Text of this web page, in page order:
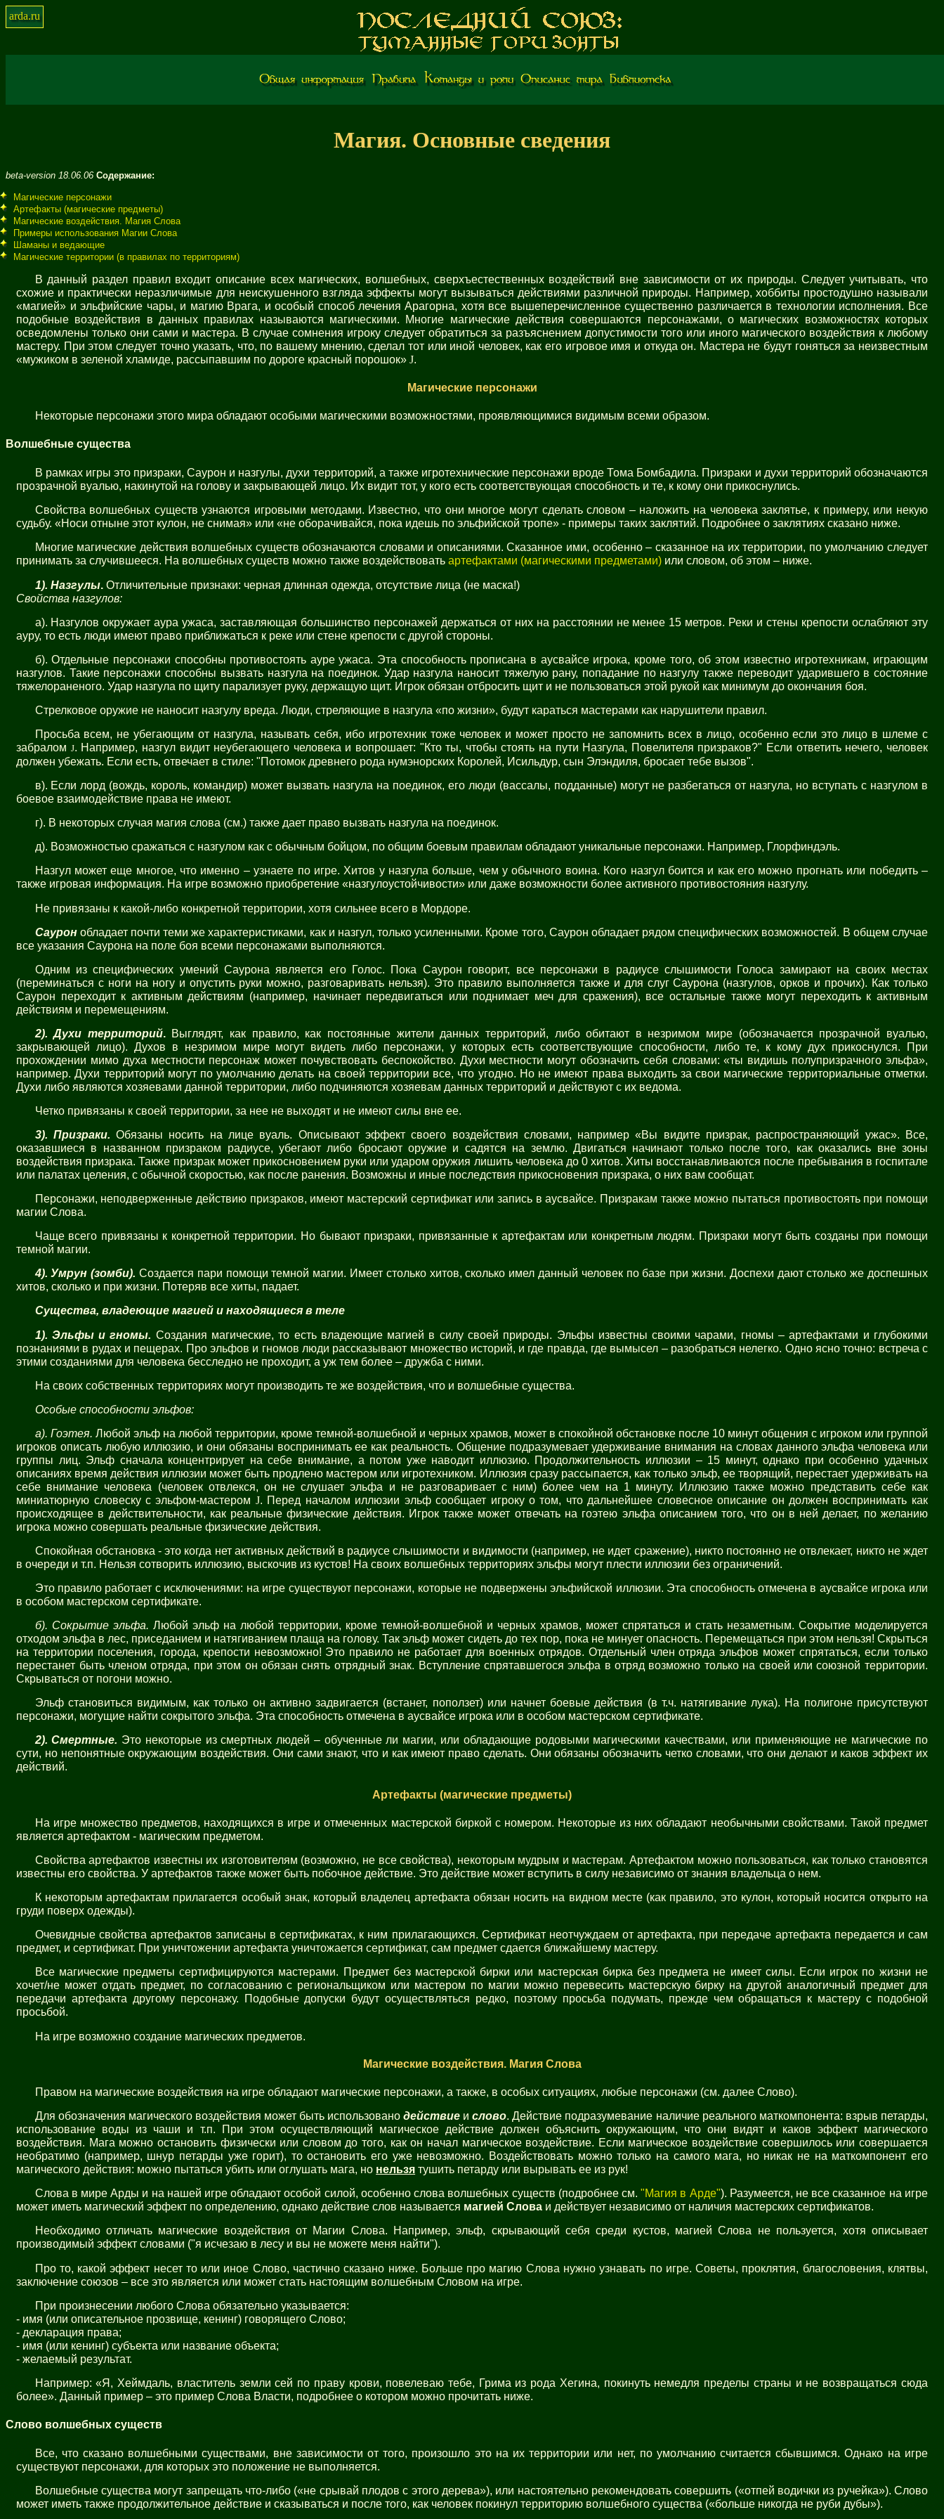
arda.ru
Магия. Основные сведения
beta-version 18.06.06 Содержание:
Магические персонажи
Артефакты (магические предметы)
Магические воздействия. Магия Слова
Примеры использования Магии Слова
Шаманы и ведающие
Магические территории (в правилах по территориям)
В данный раздел правил входит описание всех магических, волшебных, сверхъестественных воздействий вне зависимости от их природы. Следует учитывать, что
схожие и практически неразличимые для неискушенного взгляда эффекты могут вызываться действиями различной природы. Например, хоббиты простодушно называли
«магией» и эльфийские чары, и магию Врага, и особый способ лечения Арагорна, хотя все вышеперечисленное существенно различается в технологии исполнения. Все
подобные воздействия в данных правилах называются магическими. Многие магические действия совершаются персонажами, о магических возможностях которых
осведомлены только они сами и мастера. В случае сомнения игроку следует обратиться за разъяснением допустимости того или иного магического воздействия к любому
мастеру. При этом следует точно указать, что, по вашему мнению, сделал тот или иной человек, как его игровое имя и откуда он. Мастера не будут гоняться за неизвестным
«мужиком в зеленой хламиде, рассыпавшим по дороге красный порошок»J.
Магические персонажи
Некоторые персонажи этого мира обладают особыми магическими возможностями, проявляющимися видимым всеми образом.
Волшебные существа
В рамках игры это призраки, Саурон и назгулы, духи территорий, а также игротехнические персонажи вроде Тома Бомбадила. Призраки и духи территорий обозначаются
прозрачной вуалью, накинутой на голову и закрывающей лицо. Их видит тот, у кого есть соответствующая способность и те, к кому они прикоснулись.
Свойства волшебных существ узнаются игровыми методами. Известно, что они многое могут сделать словом – наложить на человека заклятье, к примеру, или некую
судьбу. «Носи отныне этот кулон, не снимая» или «не оборачивайся, пока идешь по эльфийской тропе» - примеры таких заклятий. Подробнее о заклятиях сказано ниже.
Многие магические действия волшебных существ обозначаются словами и описаниями. Сказанное ими, особенно – сказанное на их территории, по умолчанию следует
принимать за случившееся. На волшебных существ можно также воздействоватьартефактами (магическими предметами) или словом, об этом – ниже.
1). Назгулы.Отличительные признаки: черная длинная одежда, отсутствие лица (не маска!)
Свойства назгулов:
а). Назгулов окружает аура ужаса, заставляющая большинство персонажей держаться от них на расстоянии не менее 15 метров. Реки и стены крепости ослабляют эту
ауру, то есть люди имеют право приближаться к реке или стене крепости с другой стороны.
б). Отдельные персонажи способны противостоять ауре ужаса. Эта способность прописана в аусвайсе игрока, кроме того, об этом известно игротехникам, играющим
назгулов. Такие персонажи способны вызвать назгула на поединок. Удар назгула наносит тяжелую рану, попадание по назгулу также переводит ударившего в состояние
тяжелораненого. Удар назгула по щиту парализует руку, держащую щит. Игрок обязан отбросить щит и не пользоваться этой рукой как минимум до окончания боя.
Стрелковое оружие не наносит назгулу вреда. Люди, стреляющие в назгула «по жизни», будут караться мастерами как нарушители правил.
Просьба всем, не убегающим от назгула, называть себя, ибо игротехник тоже человек и может просто не запомнить всех в лицо, особенно если это лицо в шлеме с
забралом J. Например, назгул видит неубегающего человека и вопрошает: "Кто ты, чтобы стоять на пути Назгула, Повелителя призраков?" Если ответить нечего, человек
должен убежать. Если есть, отвечает в стиле: "Потомок древнего рода нумэнорских Королей, Исильдур, сын Элэндиля, бросает тебе вызов".
в). Если лорд (вождь, король, командир) может вызвать назгула на поединок, его люди (вассалы, подданные) могут не разбегаться от назгула, но вступать с назгулом в
боевое взаимодействие права не имеют.
г). В некоторых случая магия слова (см.) также дает право вызвать назгула на поединок.
д). Возможностью сражаться с назгулом как с обычным бойцом, по общим боевым правилам обладают уникальные персонажи. Например, Глорфиндэль.
Назгул может еще многое, что именно – узнаете по игре. Хитов у назгула больше, чем у обычного воина. Кого назгул боится и как его можно прогнать или победить –
также игровая информация. На игре возможно приобретение «назгулоустойчивости» или даже возможности более активного противостояния назгулу.
Не привязаны к какой-либо конкретной территории, хотя сильнее всего в Мордоре.
Саурон обладает почти теми же характеристиками, как и назгул, только усиленными. Кроме того, Саурон обладает рядом специфических возможностей. В общем случае
все указания Саурона на поле боя всеми персонажами выполняются.
Одним из специфических умений Саурона является его Голос. Пока Саурон говорит, все персонажи в радиусе слышимости Голоса замирают на своих местах
(переминаться с ноги на ногу и опустить руки можно, разговаривать нельзя). Это правило выполняется также и для слуг Саурона (назгулов, орков и прочих). Как только
Саурон переходит к активным действиям (например, начинает передвигаться или поднимает меч для сражения), все остальные также могут переходить к активным
действиям и перемещениям.
2). Духи территорий. Выглядят, как правило, как постоянные жители данных территорий, либо обитают в незримом мире (обозначается прозрачной вуалью,
закрывающей лицо). Духов в незримом мире могут видеть либо персонажи, у которых есть соответствующие способности, либо те, к кому дух прикоснулся. При
прохождении мимо духа местности персонаж может почувствовать беспокойство. Духи местности могут обозначить себя словами: «ты видишь полупризрачного эльфа»,
например. Духи территорий могут по умолчанию делать на своей территории все, что угодно. Но не имеют права выходить за свои магические территориальные отметки.
Духи либо являются хозяевами данной территории, либо подчиняются хозяевам данных территорий и действуют с их ведома.
Четко привязаны к своей территории, за нее не выходят и не имеют силы вне ее.
3). Призраки. Обязаны носить на лице вуаль. Описывают эффект своего воздействия словами, например «Вы видите призрак, распространяющий ужас». Все,
оказавшиеся в названном призраком радиусе, убегают либо бросают оружие и садятся на землю. Двигаться начинают только после того, как оказались вне зоны
воздействия призрака. Также призрак может прикосновением руки или ударом оружия лишить человека до 0 хитов. Хиты восстанавливаются после пребывания в госпитале
или палатах целения, с обычной скоростью, как после ранения. Возможны и иные последствия прикосновения призрака, о них вам сообщат.
Персонажи, неподверженные действию призраков, имеют мастерский сертификат или запись в аусвайсе. Призракам также можно пытаться противостоять при помощи
магии Слова.
Чаще всего привязаны к конкретной территории. Но бывают призраки, привязанные к артефактам или конкретным людям. Призраки могут быть созданы при помощи
темной магии.
4). Умрун (зомби). Создается пари помощи темной магии. Имеет столько хитов, сколько имел данный человек по базе при жизни. Доспехи дают столько же доспешных
хитов, сколько и при жизни. Потеряв все хиты, падает.
Существа, владеющие магией и находящиеся в теле
1). Эльфы и гномы. Создания магические, то есть владеющие магией в силу своей природы. Эльфы известны своими чарами, гномы – артефактами и глубокими
познаниями в рудах и пещерах. Про эльфов и гномов люди рассказывают множество историй, и где правда, где вымысел – разобраться нелегко. Одно ясно точно: встреча с
этими созданиями для человека бесследно не проходит, а уж тем более – дружба с ними.
На своих собственных территориях могут производить те же воздействия, что и волшебные существа.
Особые способности эльфов:
а). Гоэтея. Любой эльф на любой территории, кроме темной-волшебной и черных храмов, может в спокойной обстановке после 10 минут общения с игроком или группой
игроков описать любую иллюзию, и они обязаны воспринимать ее как реальность. Общение подразумевает удерживание внимания на словах данного эльфа человека или
группы лиц. Эльф сначала концентрирует на себе внимание, а потом уже наводит иллюзию. Продолжительность иллюзии – 15 минут, однако при особенно удачных
описаниях время действия иллюзии может быть продлено мастером или игротехником. Иллюзия сразу рассыпается, как только эльф, ее творящий, перестает удерживать на
себе внимание человека (человек отвлекся, он не слушает эльфа и не разговаривает с ним) более чем на 1 минуту. Иллюзию также можно представить себе как
миниатюрную словеску с эльфом-мастером J. Перед началом иллюзии эльф сообщает игроку о том, что дальнейшее словесное описание он должен воспринимать как
происходящее в действительности, как реальные физические действия. Игрок также может отвечать на гоэтею эльфа описанием того, что он в ней делает, по желанию
игрока можно совершать реальные физические действия.
Спокойная обстановка - это когда нет активных действий в радиусе слышимости и видимости (например, не идет сражение), никто постоянно не отвлекает, никто не ждет
в очереди и т.п. Нельзя сотворить иллюзию, выскочив из кустов! На своих волшебных территориях эльфы могут плести иллюзии без ограничений.
Это правило работает с исключениями: на игре существуют персонажи, которые не подвержены эльфийской иллюзии. Эта способность отмечена в аусвайсе игрока или
в особом мастерском сертификате.
б). Сокрытие эльфа. Любой эльф на любой территории, кроме темной-волшебной и черных храмов, может спрятаться и стать незаметным. Сокрытие моделируется
отходом эльфа в лес, приседанием и натягиванием плаща на голову. Так эльф может сидеть до тех пор, пока не минует опасность. Перемещаться при этом нельзя! Скрыться
на территории поселения, города, крепости невозможно! Это правило не работает для военных отрядов. Отдельный член отряда эльфов может спрятаться, если только
перестанет быть членом отряда, при этом он обязан снять отрядный знак. Вступление спрятавшегося эльфа в отряд возможно только на своей или союзной территории.
Скрываться от погони можно.
Эльф становиться видимым, как только он активно задвигается (встанет, поползет) или начнет боевые действия (в т.ч. натягивание лука). На полигоне присутствуют
персонажи, могущие найти сокрытого эльфа. Эта способность отмечена в аусвайсе игрока или в особом мастерском сертификате.
2). Смертные. Это некоторые из смертных людей – обученные ли магии, или обладающие родовыми магическими качествами, или применяющие не магические по
сути, но непонятные окружающим воздействия. Они сами знают, что и как имеют право сделать. Они обязаны обозначить четко словами, что они делают и каков эффект их
действий.
Артефакты (магические предметы)
На игре множество предметов, находящихся в игре и отмеченных мастерской биркой с номером. Некоторые из них обладают необычными свойствами. Такой предмет
является артефактом - магическим предметом.
Свойства артефактов известны их изготовителям (возможно, не все свойства), некоторым мудрым и мастерам. Артефактом можно пользоваться, как только становятся
известны его свойства. У артефактов также может быть побочное действие. Это действие может вступить в силу независимо от знания владельца о нем.
К некоторым артефактам прилагается особый знак, который владелец артефакта обязан носить на видном месте (как правило, это кулон, который носится открыто на
груди поверх одежды).
Очевидные свойства артефактов записаны в сертификатах, к ним прилагающихся. Сертификат неотчуждаем от артефакта, при передаче артефакта передается и сам
предмет, и сертификат. При уничтожении артефакта уничтожается сертификат, сам предмет сдается ближайшему мастеру.
Все магические предметы сертифицируются мастерами. Предмет без мастерской бирки или мастерская бирка без предмета не имеет силы. Если игрок по жизни не
хочет/не может отдать предмет, по согласованию с региональщиком или мастером по магии можно перевесить мастерскую бирку на другой аналогичный предмет для
передачи артефакта другому персонажу. Подобные допуски будут осуществляться редко, поэтому просьба подумать, прежде чем обращаться к мастеру с подобной
просьбой.
На игре возможно создание магических предметов.
Магические воздействия. Магия Слова
Правом на магические воздействия на игре обладают магические персонажи, а также, в особых ситуациях, любые персонажи (см. далее Слово).
Для обозначения магического воздействия может быть использованодействие ислово. Действие подразумевание наличие реального маткомпонента: взрыв петарды,
использование воды из чаши и т.п. При этом осуществляющий магическое действие должен объяснить окружающим, что они видят и каков эффект магического
воздействия. Мага можно остановить физически или словом до того, как он начал магическое воздействие. Если магическое воздействие совершилось или совершается
необратимо (например, шнур петарды уже горит), то остановить его уже невозможно. Воздействовать можно только на самого мага, но никак не на маткомпонент его
магического действия: можно пытаться убить или оглушать мага, но нельзя тушить петарду или вырывать ее из рук!
Слова в мире Арды и на нашей игре обладают особой силой, особенно слова волшебных существ (подробнее см."Магия в Арде"). Разумеется, не все сказанное на игре
может иметь магический эффект по определению, однако действие слов называется магией Слова и действует независимо от наличия мастерских сертификатов.
Необходимо отличать магические воздействия от Магии Слова. Например, эльф, скрывающий себя среди кустов, магией Слова не пользуется, хотя описывает
производимый эффект словами ("я исчезаю в лесу и вы не можете меня найти").
Про то, какой эффект несет то или иное Слово, частично сказано ниже. Больше про магию Слова нужно узнавать по игре. Советы, проклятия, благословения, клятвы,
заключение союзов – все это является или может стать настоящим волшебным Словом на игре.
При произнесении любого Слова обязательно указывается:
- имя (или описательное прозвище, кенинг) говорящего Слово;
- декларация права;
- имя (или кенинг) субъекта или название объекта;
- желаемый результат.
Например: «Я, Хеймдаль, властитель земли сей по праву крови, повелеваю тебе, Грима из рода Хегина, покинуть немедля пределы страны и не возвращаться сюда
более». Данный пример – это пример Слова Власти, подробнее о котором можно прочитать ниже.
Слово волшебных существ
Все, что сказано волшебными существами, вне зависимости от того, произошло это на их территории или нет, по умолчанию считается сбывшимся. Однако на игре
существуют персонажи, для которых это положение не выполняется.
Волшебные существа могут запрещать что-либо («не срывай плодов с этого дерева»), или настоятельно рекомендовать совершить («отпей водички из ручейка»). Слово
может иметь также продолжительное действие и сказываться и после того, как человек покинул территорию волшебного существа («больше никогда не руби дубы»).